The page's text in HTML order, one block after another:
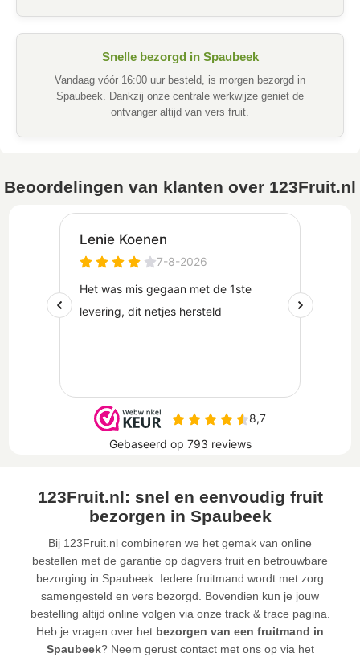
Snelle bezorgd in Spaubeek
Vandaag vóór 16:00 uur besteld, is morgen bezorgd in
Spaubeek. Dankzij onze centrale werkwijze geniet de
ontvanger altijd van vers fruit.
Beoordelingen van klanten over 123Fruit.nl
123Fruit.nl: snel en eenvoudig fruit
bezorgen in Spaubeek
Bij 123Fruit.nl combineren we het gemak van online
bestellen met de garantie op dagvers fruit en betrouwbare
bezorging in Spaubeek. Iedere fruitmand wordt met zorg
samengesteld en vers bezorgd. Bovendien kun je jouw
bestelling altijd online volgen via onze track & trace pagina.
Heb je vragen over het bezorgen van een fruitmand in
Spaubeek? Neem gerust contact met ons op via het